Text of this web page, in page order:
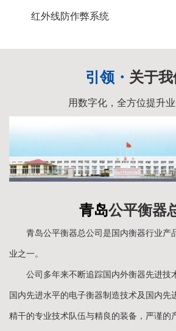
红外线防作弊系统
引领・ 关于我
用数字化，全方位提升
青岛公平衡器
青岛公平衡器总公司是国内衡器行业产
业之一。
公司多年来不断追踪国内外衡器先进技
国内先进水平的电子衡器制造技术及国内先
精干的专业技术队伍与精良的装备，严谨的